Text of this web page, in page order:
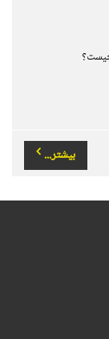
بیشتر...